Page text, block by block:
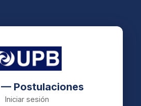
— Postulaciones
Iniciar sesión